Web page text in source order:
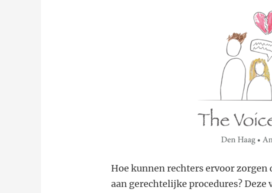
Hoe kunnen rechters ervoor
aan gerechtelijke procedures?